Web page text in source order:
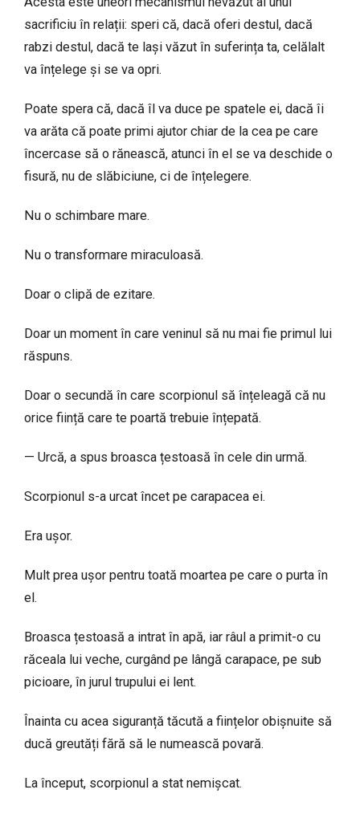
sacrificiu în relații: speri că, dacă oferi destul, dacă
rabzi destul, dacă te lași văzut în suferința ta, celălalt
va înțelege și se va opri.
Poate spera că, dacă îl va duce pe spatele ei, dacă îi
va arăta că poate primi ajutor chiar de la cea pe care
încercase să o rănească, atunci în el se va deschide o
fisură, nu de slăbiciune, ci de înțelegere.
Nu o schimbare mare.
Nu o transformare miraculoasă.
Doar o clipă de ezitare.
Doar un moment în care veninul să nu mai fie primul lui
răspuns.
Doar o secundă în care scorpionul să înțeleagă că nu
orice ființă care te poartă trebuie înțepată.
— Urcă, a spus broasca țestoasă în cele din urmă.
Scorpionul s-a urcat încet pe carapacea ei.
Era ușor.
Mult prea ușor pentru toată moartea pe care o purta în
el.
Broasca țestoasă a intrat în apă, iar râul a primit-o cu
răceala lui veche, curgând pe lângă carapace, pe sub
picioare, în jurul trupului ei lent.
Înainta cu acea siguranță tăcută a ființelor obișnuite să
ducă greutăți fără să le numească povară.
La început, scorpionul a stat nemișcat.